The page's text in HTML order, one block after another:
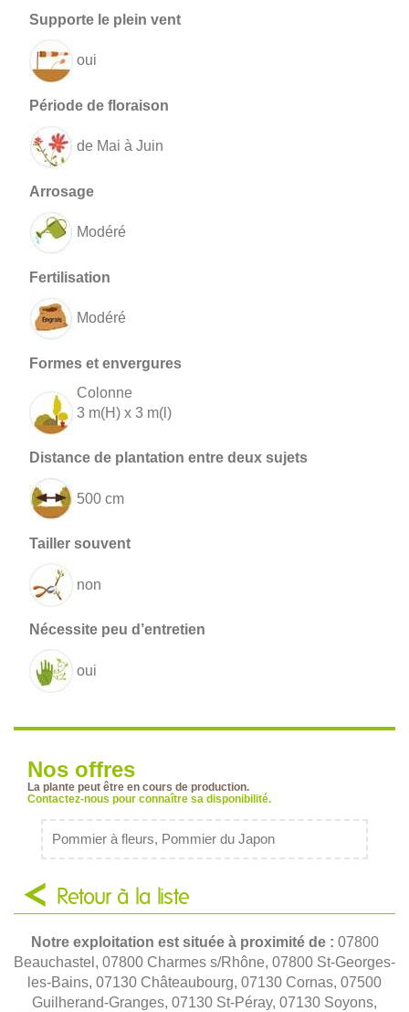
oui
de Mai à Juin
Modéré
Modéré
Colonne
3 m(H) x 3 m(l)
500 cm
non
oui
Nos offres
La plante peut être en cours de production.
Contactez-nous pour connaître sa disponibilité.
Pommier à fleurs, Pommier du Japon
Retour à la liste
Notre exploitation est située à proximité de : 07800
Beauchastel, 07800 Charmes s/Rhône, 07800 St-Georges-
les-Bains, 07130 Châteaubourg, 07130 Cornas, 07500
Guilherand-Granges, 07130 St-Péray, 07130 Soyons,